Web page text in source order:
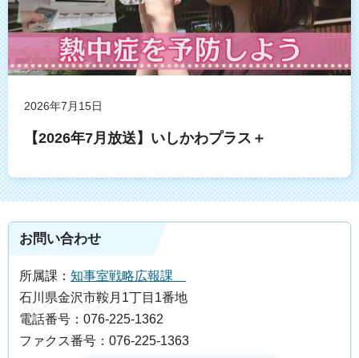
2026年7月15日
【2026年7月放送】いしかわプラス＋
お問い合わせ
所属課： 知事室戦略広報課
石川県金沢市鞍月1丁目1番地
電話番号：076-225-1362
ファクス番号：076-225-1363